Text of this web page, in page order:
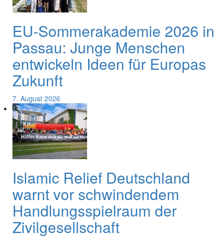
EU-Sommerakademie 2026 in
Passau: Junge Menschen
entwickeln Ideen für Europas
Zukunft
7. August 2026
Islamic Relief Deutschland
warnt vor schwindendem
Handlungsspielraum der
Zivilgesellschaft